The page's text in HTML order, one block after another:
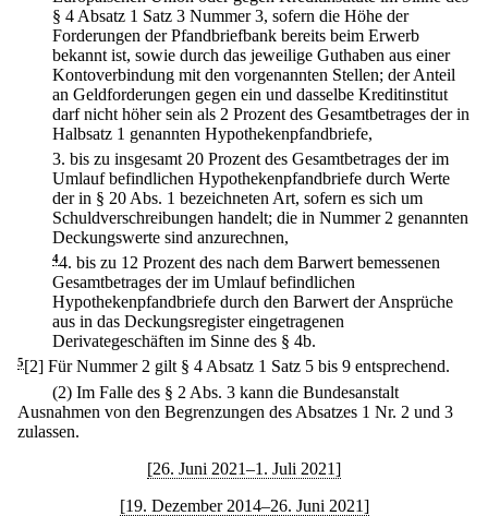
§ 4 Absatz 1 Satz 3 Nummer 3, sofern die Höhe der
Forderungen der Pfandbriefbank bereits beim Erwerb
bekannt ist, sowie durch das jeweilige Guthaben aus einer
Kontoverbindung mit den vorgenannten Stellen; der Anteil
an Geldforderungen gegen ein und dasselbe Kreditinstitut
darf nicht höher sein als 2 Prozent des Gesamtbetrages der in
Halbsatz 1 genannten Hypothekenpfandbriefe,
3. bis zu insgesamt 20 Prozent des Gesamtbetrages der im
Umlauf befindlichen Hypothekenpfandbriefe durch Werte
der in § 20 Abs. 1 bezeichneten Art, sofern es sich um
Schuldverschreibungen handelt; die in Nummer 2 genannten
Deckungswerte sind anzurechnen,
44. bis zu 12 Prozent des nach dem Barwert bemessenen
Gesamtbetrages der im Umlauf befindlichen
Hypothekenpfandbriefe durch den Barwert der Ansprüche
aus in das Deckungsregister eingetragenen
Derivategeschäften im Sinne des § 4b.
5[2] Für Nummer 2 gilt § 4 Absatz 1 Satz 5 bis 9 entsprechend.
(2) Im Falle des § 2 Abs. 3 kann die Bundesanstalt
Ausnahmen von den Begrenzungen des Absatzes 1 Nr. 2 und 3
zulassen.
[26. Juni 2021–1. Juli 2021]
[19. Dezember 2014–26. Juni 2021]